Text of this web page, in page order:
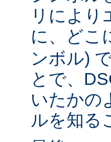
リにより
に、どこ
ンボル)
とで、
いたかの
ルを知る